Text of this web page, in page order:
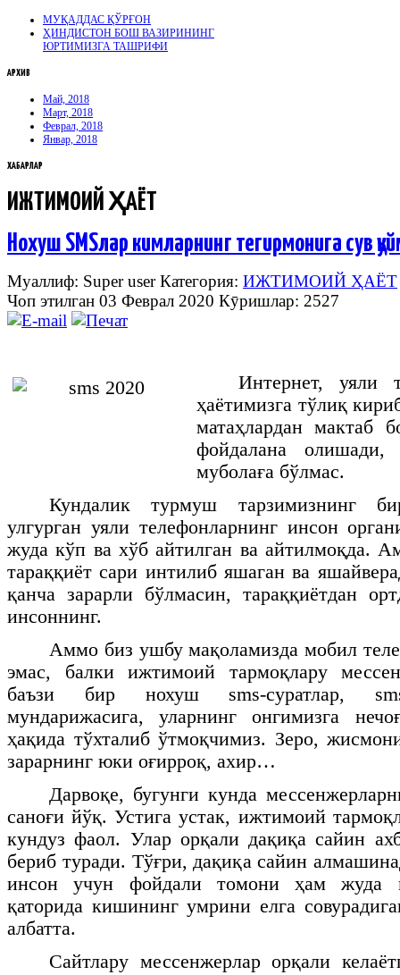
МУҚАДДАС ҚЎРҒОН
ҲИНДИСТОН БОШ ВАЗИРИНИНГ
ЮРТИМИЗГА ТАШРИФИ
АРХИВ
Май, 2018
Март, 2018
Феврал, 2018
Январ, 2018
ХАБАРЛАР
ИЖТИМОИЙ ҲАЁТ
Нохуш SMSлар кимларнинг тегирмонига сув
Муаллиф: Super userКатегория: ИЖТИМОИЙ ҲАЁТ
Чоп этилган 03 Феврал 2020 Кӯришлар: 2527
Интернет, уяли
ҳаётимизга тўлиқ
матаҳлардан мактаб
фойдалана
муболаға бўлмас.
Кундалик турмуш тарзимизнинг
улгурган уяли телефонларнинг инсон
жуда кўп ва хўб айтилган ва айтилмоқда.
тараққиёт сари интилиб яшаган ва
қанча зарарли бўлмасин, тараққиётдан
инсоннинг.
Аммо биз ушбу мақоламизда мобил
эмас, балки ижтимоий тармоқлару
баъзи бир нохуш sms-суратлар,
мундарижасига, уларнинг онгимизга
ҳақида тўхталиб ўтмоқчимиз. Зеро,
зарарнинг юки оғирроқ, ахир…
Дарвоқе, бугунги кунда
саноғи йўқ. Устига устак, ижтимоий
кундуз фаол. Улар орқали дақиқа сайин
бериб туради. Тўғри, дақиқа сайин
инсон учун фойдали томони ҳам жуда
қаторида кишининг умрини елга
албатта.
Сайтлару мессенжерлар орқали